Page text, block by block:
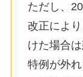
ただし、
改正によ
けた場合
特例が外